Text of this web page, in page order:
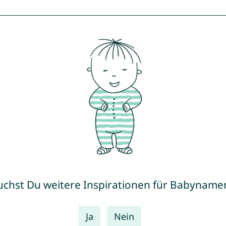
Du weitere Inspirationen für
Ja Nein